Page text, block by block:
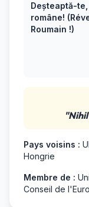
Deșteaptă-te,
române!
Roumain !)
Pays voisins :
Hongrie
Membre de :
Conseil de